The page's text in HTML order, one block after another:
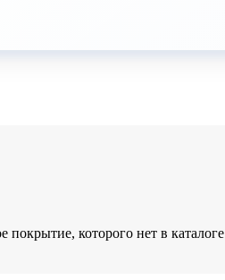
которого нет в каталоге